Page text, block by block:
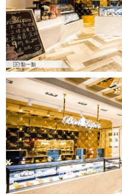
工業
奢華
日式
中式
美式
3房2廳 - 精裝版
設計私房話
基隆市